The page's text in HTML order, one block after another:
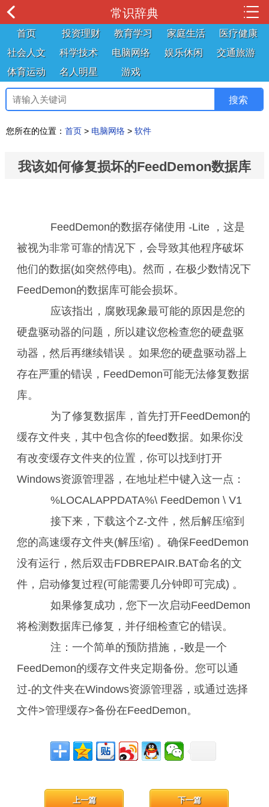
常识辞典
首页 投资理财 教育学习 家庭生活
医疗健康
社会人文
科学技术 电脑网络 娱乐休闲
交通旅游
体育运动
名人明星 游戏
您所在的位置： 首页 > 电脑网络 > 软件
我该如何修复损坏的FeedDemon数据库
FeedDemon的数据存储使用 -Lite ，这是
被视为非常可靠的情况下，会导致其他程序破坏
他们的数据(如突然停电)。然而，在极少数情况下
FeedDemon的数据库可能会损坏。
应该指出，腐败现象最可能的原因是您的
硬盘驱动器的问题，所以建议您检查您的硬盘驱
动器，然后再继续错误 。如果您的硬盘驱动器上
存在严重的错误，FeedDemon可能无法修复数据
库。
为了修复数据库，首先打开FeedDemon的
缓存文件夹，其中包含你的feed数据。如果你没
有改变缓存文件夹的位置，你可以找到打开
Windows资源管理器，在地址栏中键入这一点：
%LOCALAPPDATA%\ FeedDemon \ V1
接下来，下载这个Z-文件，然后解压缩到
您的高速缓存文件夹(解压缩) 。确保FeedDemon
没有运行，然后双击FDBREPAIR.BAT命名的文
件，启动修复过程(可能需要几分钟即可完成) 。
如果修复成功，您下一次启动FeedDemon
将检测数据库已修复，并仔细检查它的错误。
注：一个简单的预防措施，-败是一个
FeedDemon的缓存文件夹定期备份。您可以通
过-的文件夹在Windows资源管理器，或通过选择
文件>管理缓存>备份在FeedDemon。
下一篇
上一篇